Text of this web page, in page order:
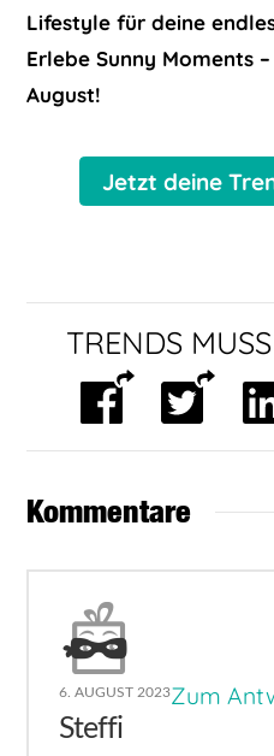
Lifestyle für deine
Erlebe Sunny Moments
August!
Jetzt deine
TRENDS
Kommentare
6. AUGUST 2023Zum
Steffi